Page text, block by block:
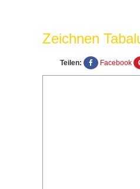
Zeichnen
Teilen: Facebook